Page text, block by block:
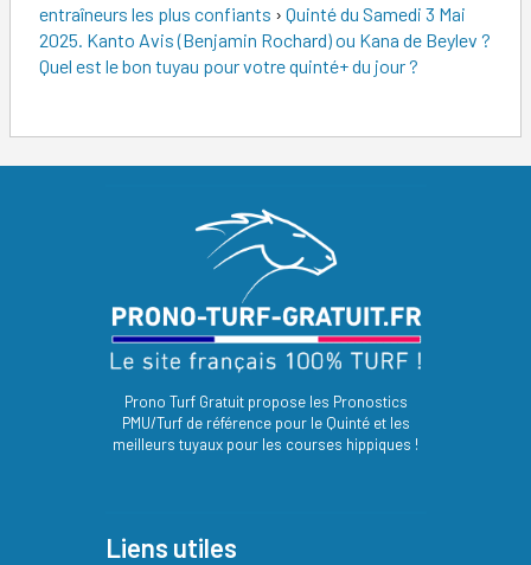
entraîneurs les plus confiants › Quinté du Samedi 3 Mai
2025. Kanto Avis (Benjamin Rochard) ou Kana de Beylev ?
Quel est le bon tuyau pour votre quinté+ du jour ?
Prono Turf Gratuit propose les Pronostics
PMU/Turf de référence pour le Quinté et les
meilleurs tuyaux pour les courses hippiques !
Liens utiles